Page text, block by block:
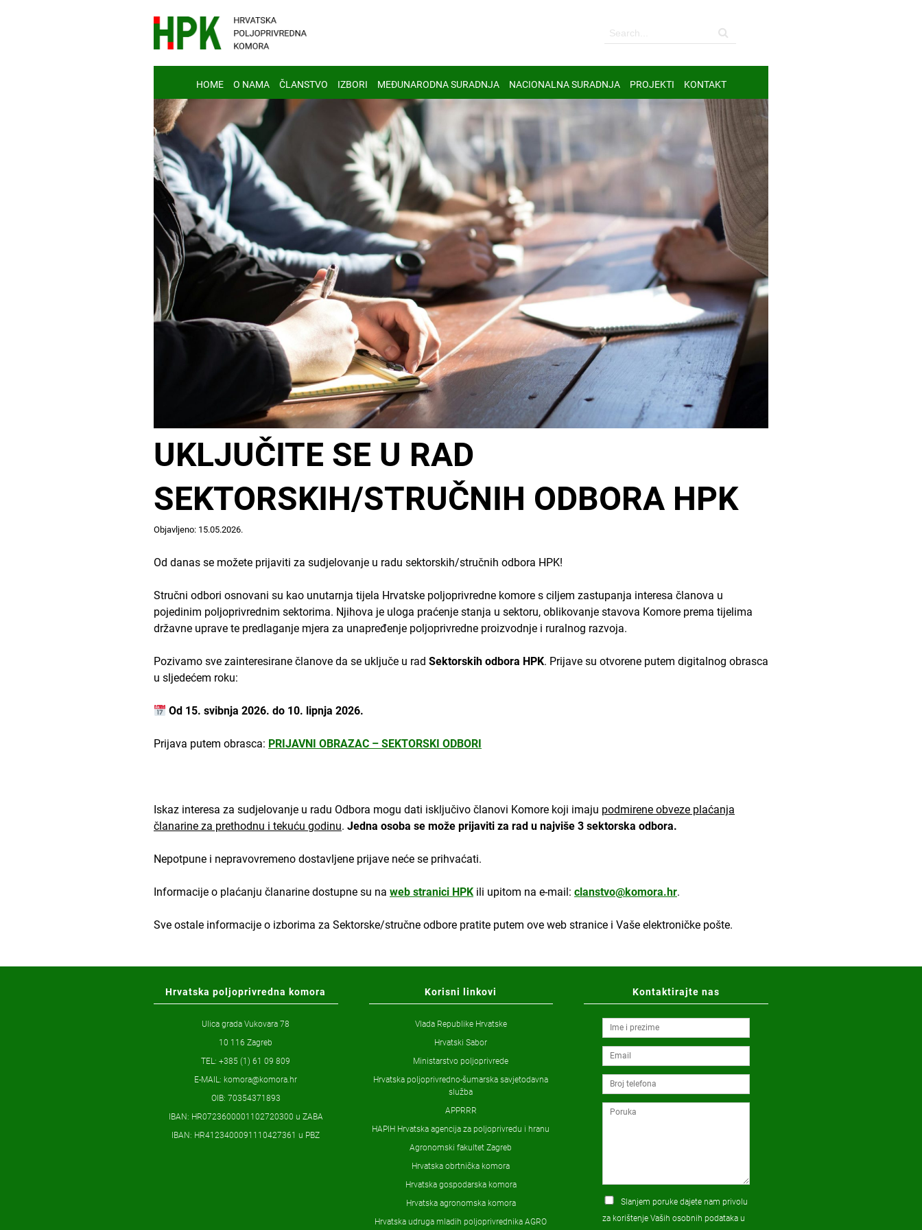
HOME O NAMA ČLANSTVO IZBORI MEĐUNARODNA SURADNJA NACIONALNA SURADNJA PROJEKTI KONTAKT
UKLJUČITE SE U RAD
SEKTORSKIH/STRUČNIH ODBORA HPK
Objavljeno: 15.05.2026.
Od danas se možete prijaviti za sudjelovanje u radu sektorskih/stručnih odbora HPK!
Stručni odbori osnovani su kao unutarnja tijela Hrvatske poljoprivredne komore s ciljem zastupanja interesa članova u
pojedinim poljoprivrednim sektorima. Njihova je uloga praćenje stanja u sektoru, oblikovanje stavova Komore prema tijelima
državne uprave te predlaganje mjera za unapređenje poljoprivredne proizvodnje i ruralnog razvoja.
Pozivamo sve zainteresirane članove da se uključe u rad Sektorskih odbora HPK. Prijave su otvorene putem digitalnog obrasca
u sljedećem roku:
Od 15. svibnja 2026. do 10. lipnja 2026.
Prijava putem obrasca: PRIJAVNI OBRAZAC – SEKTORSKI ODBORI
Iskaz interesa za sudjelovanje u radu Odbora mogu dati isključivo članovi Komore koji imaju podmirene obveze plaćanja
članarine za prethodnu i tekuću godinu. Jedna osoba se može prijaviti za rad u najviše 3 sektorska odbora.
Nepotpune i nepravovremeno dostavljene prijave neće se prihvaćati.
Informacije o plaćanju članarine dostupne su na web stranici HPK ili upitom na e-mail: clanstvo@komora.hr.
Sve ostale informacije o izborima za Sektorske/stručne odbore pratite putem ove web stranice i Vaše elektroničke pošte.
Hrvatska poljoprivredna komora
Ulica grada Vukovara 78
10 116 Zagreb
TEL: +385 (1) 61 09 809
E-MAIL: komora@komora.hr
OIB: 70354371893
IBAN: HR0723600001102720300 u ZABA
IBAN: HR4123400091110427361 u PBZ
Korisni linkovi
Vlada Republike Hrvatske
Hrvatski Sabor
Ministarstvo poljoprivrede
Hrvatska poljoprivredno-šumarska savjetodavna
služba
APPRRR
HAPIH Hrvatska agencija za poljoprivredu i hranu
Agronomski fakultet Zagreb
Hrvatska obrtnička komora
Hrvatska gospodarska komora
Hrvatska agronomska komora
Hrvatska udruga mladih poljoprivrednika AGRO
Kontaktirajte nas
Slanjem poruke dajete nam privolu
za korištenje Vaših osobnih podataka u